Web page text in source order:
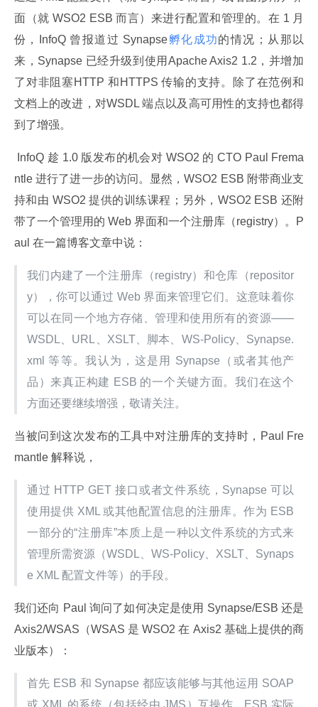
面（就 WSO2 ESB 而言）来进行配置和管理的。在 1 月
份，InfoQ 曾报道过 Synapse孵化成功的情况；从那以
来，Synapse 已经升级到使用Apache Axis2 1.2，并增加
了对非阻塞HTTP 和HTTPS 传输的支持。除了在范例和
文档上的改进，对WSDL 端点以及高可用性的支持也都得
到了增强。
ntle 进行了进一步的访问。显然，WSO2 ESB 附带商业支
持和由 WSO2 提供的训练课程；另外，WSO2 ESB 还附
带了一个管理用的 Web 界面和一个注册库（registry）。P
aul 在一篇博客文章中说：
我们内建了一个注册库（registry）和仓库（repositor
y），你可以通过 Web 界面来管理它们。这意味着你
可以在同一个地方存储、管理和使用所有的资源——
WSDL、URL、XSLT、脚本、WS-Policy、Synapse.
xml 等等。我认为，这是用 Synapse（或者其他产
品）来真正构建 ESB 的一个关键方面。我们在这个
方面还要继续增强，敬请关注。
当被问到这次发布的工具中对注册库的支持时，Paul Fre
mantle 解释说，
通过 HTTP GET 接口或者文件系统，Synapse 可以
使用提供 XML 或其他配置信息的注册库。作为 ESB
一部分的“注册库”本质上是一种以文件系统的方式来
管理所需资源（WSDL、WS-Policy、XSLT、Synaps
e XML 配置文件等）的手段。
我们还向 Paul 询问了如何决定是使用 Synapse/ESB 还是
Axis2/WSAS（WSAS 是 WSO2 在 Axis2 基础上提供的商
业版本）：
首先 ESB 和 Synapse 都应该能够与其他运用 SOAP
或 XML 的系统（包括经由 JMS）互操作。ESB 实际